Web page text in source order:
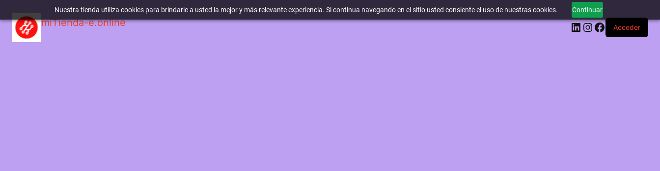
Nuestra tienda utiliza cookies para brindarle a usted la mejor y más relevante experiencia. Si continua navegando en el sitio usted consiente el uso de nuestras cookies. Continuar
miTienda-e.online LinkedIn
Instagram
Facebook
Acceder